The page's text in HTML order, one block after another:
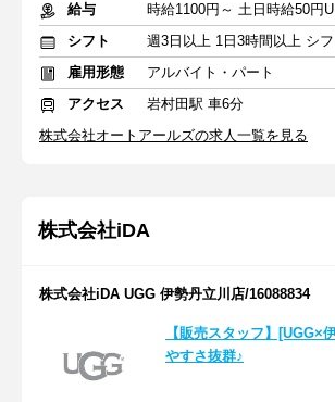
給与
時給1100円～ 土日時給50
シフト
雇用形態
アルバイト・パート
アクセス
岩村田駅 車6分
株式会社オートアールズの求人一覧を見る
株式会社iDA
株式会社iDA UGG 伊勢丹立川店/16088834
【販売スタッフ】[UGG×
やすさ抜群♪